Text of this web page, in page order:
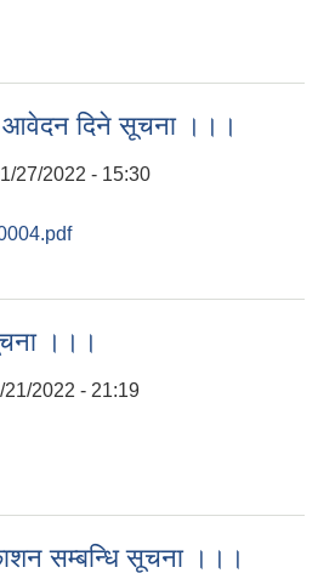
आवेदन दिने सूचना ।।।
27/2022 - 15:30
।।।
21/2022 - 21:19
सम्बन्धि सूचना ।।।